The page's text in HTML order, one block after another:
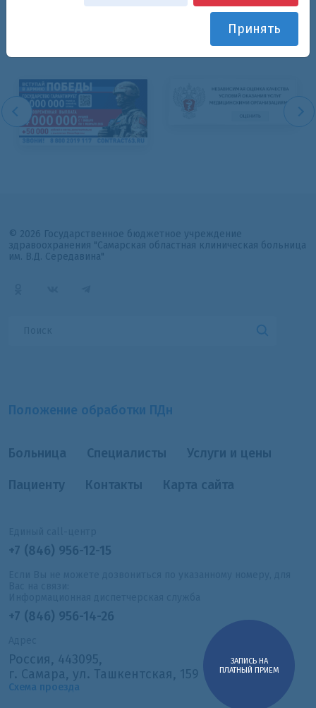
и трансплантации)
© 2026 Государственное бюджетное учреждение
здравоохранения "Самарская областная клиническая больница
им. В.Д. Середавина"
Положение обработки ПДн
Больница Специалисты Услуги и цены
Пациенту Контакты Карта сайта
+7 (846) 956-12-15
+7 (846) 956-14-26
Россия, 443095,
г. Самара, ул. Ташкентская, 159
Схема проезда
Принять
ЗАПИСЬ НА
ПЛАТНЫЙ ПРИЕМ